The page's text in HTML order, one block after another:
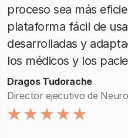
proceso sea más
plataforma fácil de
desarrolladas y
los médicos y los
Dragos Tudorache
Director ejecutivo de